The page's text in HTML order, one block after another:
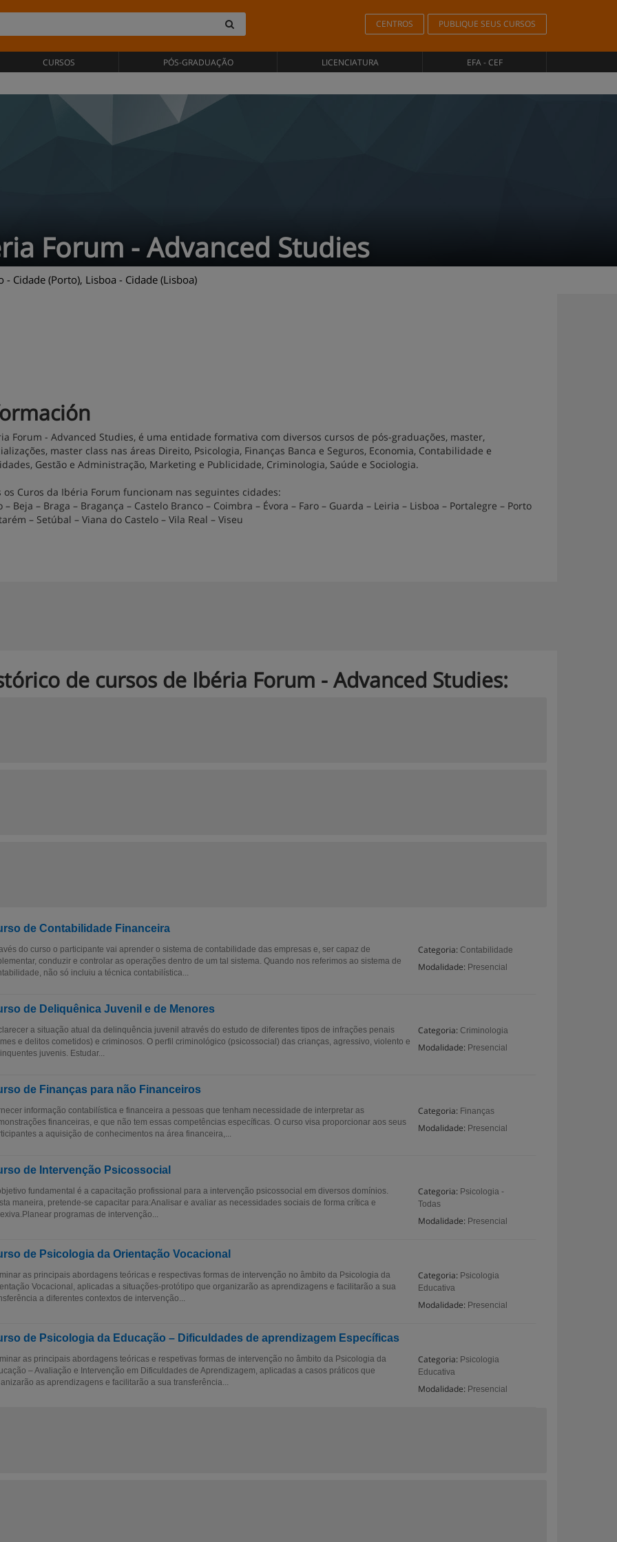
CENTROS PUBLIQUE SEUS CURSOS
CURSOS PÓS-GRADUAÇÃO LICENCIATURA EFA - CEF
Forum - Advanced Studies
Cidade (Porto), Lisboa - Cidade (Lisboa)
Forum - Advanced Studies, é uma entidade formativa com diversos cursos de pós-graduações, master,
master class nas áreas Direito, Psicologia, Finanças Banca e Seguros, Economia, Contabilidade e
Gestão e Administração, Marketing e Publicidade, Criminologia, Saúde e Sociologia.
os Curos da Ibéria Forum funcionam nas seguintes cidades:
– Beja – Braga – Bragança – Castelo Branco – Coimbra – Évora – Faro – Guarda – Leiria – Lisboa – Portalegre – Porto
– Setúbal – Viana do Castelo – Vila Real – Viseu
de cursos de Ibéria Forum - Advanced Studies:
de Contabilidade Financeira
Categoria: Contabilidade
Modalidade: Presencial
do curso o participante vai aprender o sistema de contabilidade das empresas e, ser capaz de
conduzir e controlar as operações dentro de um tal sistema. Quando nos referimos ao sistema de
não só incluiu a técnica contabilística...
de Deliquênica Juvenil e de Menores
Categoria: Criminologia
Modalidade: Presencial
a situação atual da delinquência juvenil através do estudo de diferentes tipos de infrações penais
e delitos cometidos) e criminosos. O perfil criminológico (psicossocial) das crianças, agressivo, violento e
juvenis. Estudar...
de Finanças para não Financeiros
Categoria: Finanças
Modalidade: Presencial
informação contabilística e financeira a pessoas que tenham necessidade de interpretar as
financeiras, e que não tem essas competências específicas. O curso visa proporcionar aos seus
a aquisição de conhecimentos na área financeira,...
de Intervenção Psicossocial
Categoria: Psicologia -
Todas
Modalidade: Presencial
fundamental é a capacitação profissional para a intervenção psicossocial em diversos domínios.
maneira, pretende-se capacitar para:Analisar e avaliar as necessidades sociais de forma crítica e
programas de intervenção...
de Psicologia da Orientação Vocacional
Categoria: Psicologia
Educativa
Modalidade: Presencial
as principais abordagens teóricas e respectivas formas de intervenção no âmbito da Psicologia da
Vocacional, aplicadas a situações-protótipo que organizarão as aprendizagens e facilitarão a sua
a diferentes contextos de intervenção...
de Psicologia da Educação – Dificuldades de aprendizagem Específicas
Categoria: Psicologia
Educativa
Modalidade: Presencial
as principais abordagens teóricas e respetivas formas de intervenção no âmbito da Psicologia da
– Avaliação e Intervenção em Dificuldades de Aprendizagem, aplicadas a casos práticos que
as aprendizagens e facilitarão a sua transferência...